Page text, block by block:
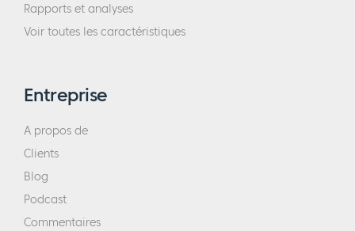
Rapports et analyses
Voir toutes les caractéristiques
Entreprise
A propos de
Clients
Blog
Podcast
Commentaires